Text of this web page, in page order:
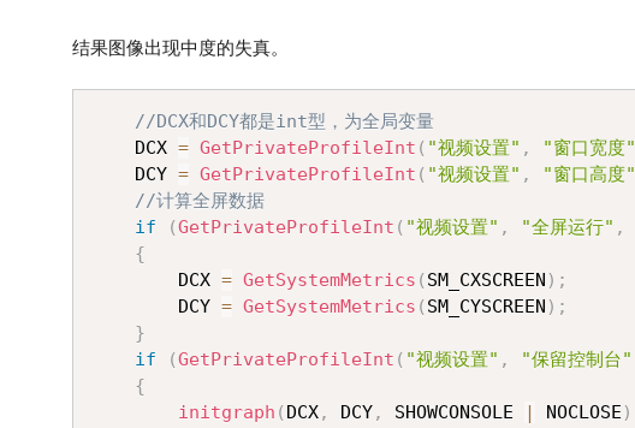
结果图像出现中度的失真。
//DCX和DCY都是int型，为全局变量
	DCX
= GetPrivateProfileInt ( "视频设置" , "窗口宽度"
	DCY
= GetPrivateProfileInt ( "视频设置" , "窗口高度"
//计算全屏数据
if
(GetPrivateProfileInt ( "视频设置" , "全屏运行" ,
{
		DCX
= GetSystemMetrics ( SM_CXSCREEN ) ;
		DCY
= GetSystemMetrics ( SM_CYSCREEN ) ;
}
if
(GetPrivateProfileInt ( "视频设置" , "保留控制台"
{
initgraph ( DCX, DCY, SHOWCONSOLE | NOCLOSE )